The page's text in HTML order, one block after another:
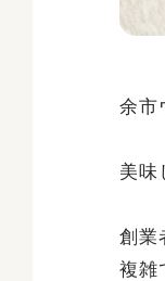
余市
美味
創業
複雑